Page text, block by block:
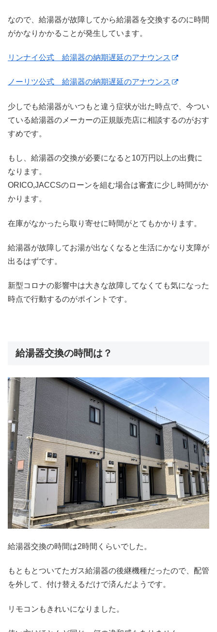
なので、給湯器が故障してから給湯器を交換するのに時間
がかなりかかることが発生しています。
リンナイ公式 給湯器の納期遅延のアナウンス
ノーリツ公式 給湯器の納期遅延のアナウンス
少しでも給湯器がいつもと違う症状が出た時点で、今つい
ている給湯器のメーカーの正規販売店に相談するのがおす
すめです。
もし、給湯器の交換が必要になると10万円以上の出費に
なります。
ORICO,JACCSのローンを組む場合は審査に少し時間がか
かります。
在庫がなかったら取り寄せに時間がとてもかかります。
給湯器が故障してお湯が出なくなると生活にかなり支障が
出るはずです。
新型コロナの影響中は大きな故障してなくても気になった
時点で行動するのがポイントです。
給湯器交換の時間は？
給湯器交換の時間は2時間くらいでした。
もともとついてたガス給湯器の後継機種だったので、配管
を外して、付け替えるだけで済んだようです。
リモコンもきれいになりました。